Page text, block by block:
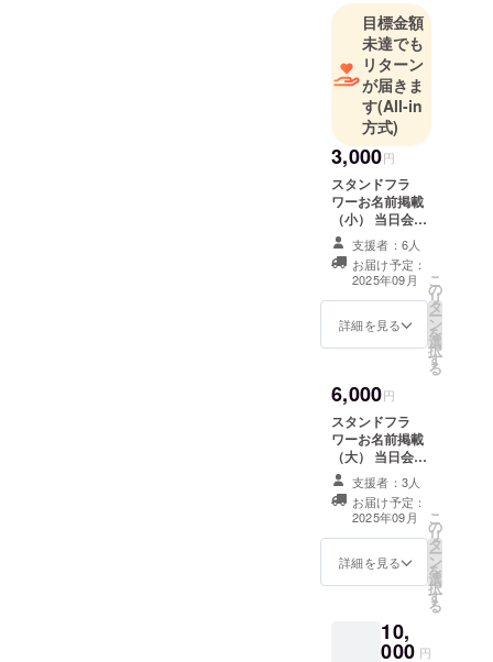
目標金額
未達でも
リターン
が届きま
す(All-in
方式)
3,000円
スタンドフラ
ワーお名前掲載
（小） 当日会場
に設置されるス
タンドフラワー
前ボードへ生誕
祭ご支援者様と
してお名前を掲
載させていただ
きます。 備考欄
ネーム可・6文字
以内）をご記載
ください。希望
のお名前がない
場合は、空欄で
も問題ございま
せん。 ※スタン
ドフラワー前
ボードのお持ち
帰り不可 ※7文字
以上のお名前・
特殊文字・記号
ん。使用された
場合ご希望のお
支援者：6人
お届け予定：
2025年09月
詳細を見る
こ
の
リ
タ
ー
ン
を
選
択
す
る
6,000円
スタンドフラ
ワーお名前掲載
（大） 当日会場
に設置されるス
タンドフラワー
前ボードへ生誕
祭ご支援者様と
してお名前を掲
載させていただ
きます。 備考欄
ネーム可・6文字
以内）をご記載
支援者：3人
お届け予定：
2025年09月
詳細を見る
こ
の
リ
タ
ー
ン
を
選
択
す
る
10,
000 円